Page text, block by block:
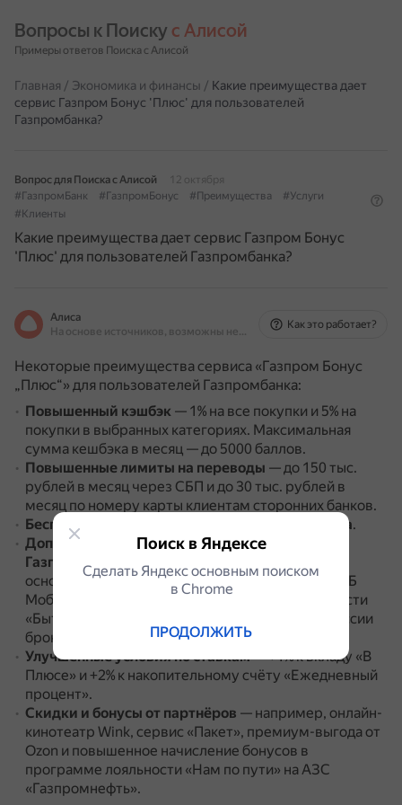
Вопросы к Поиску с Алисой
Примеры ответов Поиска с Алисой
Главная / Экономика и финансы / Какие преимущества дает
сервис Газпром Бонус 'Плюс' для пользователей
Газпромбанка?
Вопрос для Поиска с Алисой
12 октября
#ГазпромБанк
#ГазпромБонус #Преимущества
#Услуги
#Клиенты
Какие преимущества дает сервис Газпром Бонус
'Плюс' для пользователей Газпромбанка?
Алиса
На основе источников, возможны неточности
Как это работает?
Некоторые преимущества сервиса «Газпром Бонус
„Плюс“» для пользователей Газпромбанка:
Повышенный кэшбэк — 1% на все покупки и 5% на
покупки в выбранных категориях. Максимальная
сумма кешбэка в месяц — до 5000 баллов.
Повышенные лимиты на переводы — до 150 тыс.
рублей в месяц через СБП и до 30 тыс. рублей в
месяц по номеру карты клиентам сторонних банков.
Бесплатное обслуживание платёжного стикера.
Дополнительные преференции от партнёров
Газпромбанка
— 10 ГБ в месяц бесплатно к
основному тарифу от мобильного оператора ГПБ
Мобайл при подключении к программе лояльности
«Быть вместе», покупка ценных бумаг без комиссии
брокера и другие.
Улучшенные условия по ставкам— +1% к вкладу «В
Плюсе» и +2% к накопительному счёту «Ежедневный
процент».
Скидки и бонусы от партнёров — например, онлайн-
кинотеатр Wink, сервис «Пакет», премиум-выгода от
Ozon и повышенное начисление бонусов в
программе лояльности «Нам по пути» на АЗС
«Газпромнефть».
Поиск в Яндексе
Сделать Яндекс основным поиском
в Сhrome
ПРОДОЛЖИТЬ